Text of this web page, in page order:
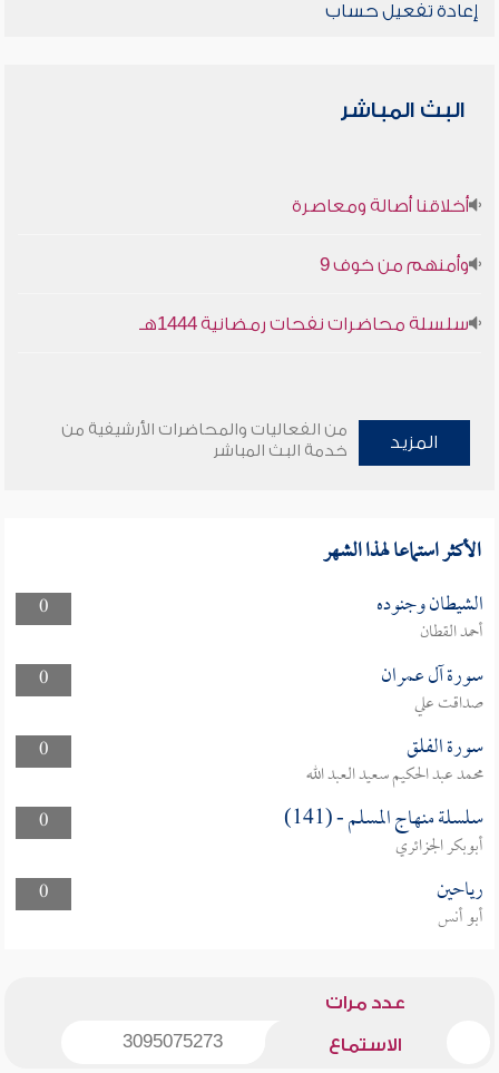
إعادة تفعيل حساب
البث المباشر
أخلاقنا أصالة ومعاصرة
وأمنهم من خوف 9
سلسلة محاضرات نفحات رمضانية 1444هـ
المزيد
من الفعاليات والمحاضرات الأرشيفية من
خدمة البث المباشر
الأكثر استماعا لهذا الشهر
0 الشيطان وجنوده
أحمد القطان
0
سورة آل عمران
صداقت علي
0
سورة الفلق
محمد عبد الحكيم سعيد العبد الله
0
سلسلة منهاج المسلم - (141)
أبوبكر الجزائري
0
رياحين
أبو أنس
عدد مرات
الاستماع 3095075273